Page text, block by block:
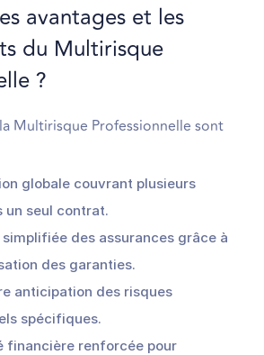
avantages et les
du Multirisque
?
Multirisque Professionnelle sont
globale couvrant plusieurs
un seul contrat.
des assurances grâce à
des garanties.
anticipation des risques
spécifiques.
financière renforcée pour